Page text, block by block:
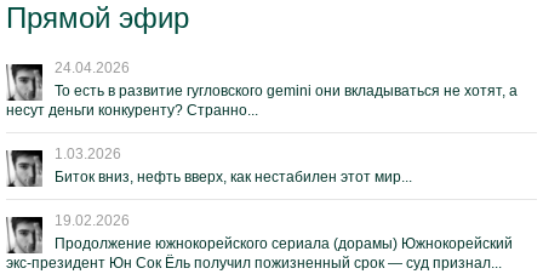
Прямой эфир
24.04.2026
То есть в развитие гугловского gemini они вкладываться не хотят, а
несут деньги конкуренту? Странно...
1.03.2026
Биток вниз, нефть вверх, как нестабилен этот мир...
19.02.2026
Продолжение южнокорейского сериала (дорамы) Южнокорейский
экс-президент Юн Сок Ёль получил пожизненный срок — суд признал...